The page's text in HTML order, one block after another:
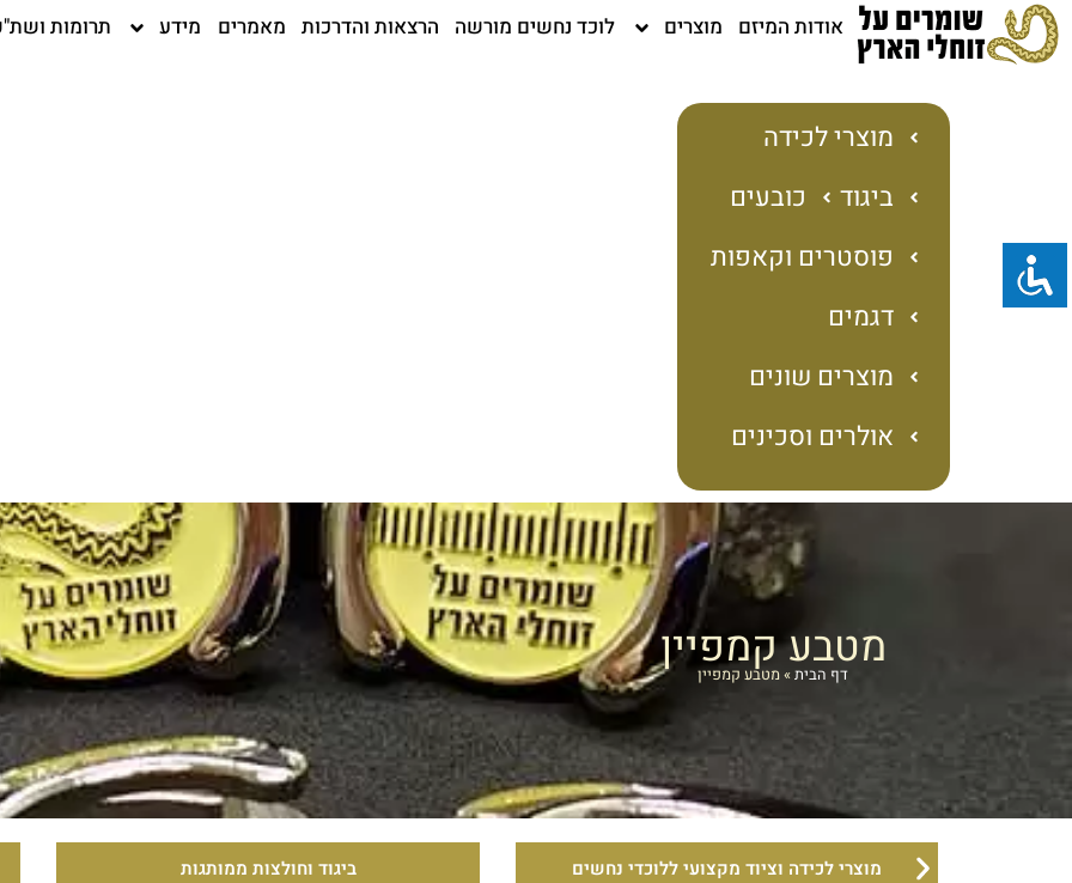
דילוג
לתוכן
אודות המיזם מוצרים לוכד נחשים מורשה הרצאות והדרכות מאמרים מידע תרומות
מוצרי לכידה
ביגוד
כובעים
פוסטרים וקאפות
דגמים
מוצרים שונים
אולרים וסכינים
מטבע קמפיין
דף הבית»מטבע קמפיין
מוצרי לכידה וציוד מקצועי ללוכדי נחשים ביגוד וחולצות ממותגות